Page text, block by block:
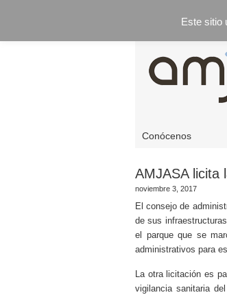
Conócenos
AMJASA licita
noviembre 3, 2017
El consejo de
de sus
el parque que se
administrativos para
La otra licitación es
vigilancia sanitaria
Este sitio